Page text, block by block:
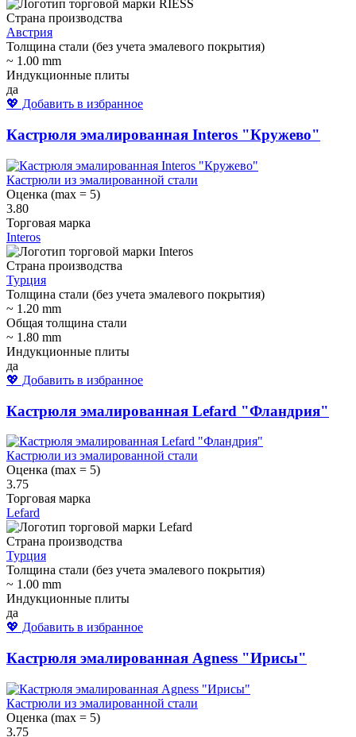
Страна производства
Австрия
Толщина стали (без учета эмалевого покрытия)
~ 1.00 mm
Индукционные плиты
да
💖 Добавить в избранное
Кастрюля эмалированная Interos "Кружево"
Кастрюли из эмалированной стали
Оценка (max = 5)
3.80
Торговая марка
Interos
Страна производства
Турция
Толщина стали (без учета эмалевого покрытия)
~ 1.20 mm
Общая толщина стали
~ 1.80 mm
Индукционные плиты
да
💖 Добавить в избранное
Кастрюля эмалированная Lefard "Фландрия"
Кастрюли из эмалированной стали
Оценка (max = 5)
3.75
Торговая марка
Lefard
Страна производства
Турция
Толщина стали (без учета эмалевого покрытия)
~ 1.00 mm
Индукционные плиты
да
💖 Добавить в избранное
Кастрюля эмалированная Agness "Ирисы"
Кастрюли из эмалированной стали
Оценка (max = 5)
3.75